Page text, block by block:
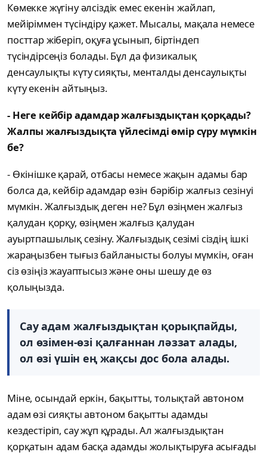
Көмекке жүгіну әлсіздік емес екенін жайлап,
мейіріммен түсіндіру қажет. Мысалы, мақала немесе
посттар жіберіп, оқуға ұсынып, біртіндеп
түсіндірсеңіз болады. Бұл да физикалық
денсаулықты күту сияқты, менталды денсаулықты
күту екенін айтыңыз.
- Неге кейбір адамдар жалғыздықтан қорқады?
Жалпы жалғыздықта үйлесімді өмір сүру мүмкін
бе?
- Өкінішке қарай, отбасы немесе жақын адамы бар
болса да, кейбір адамдар өзін бәрібір жалғыз сезінуі
мүмкін. Жалғыздық деген не? Бұл өзіңмен жалғыз
қалудан қорқу, өзіңмен жалғыз қалудан
ауыртпашылық сезіну. Жалғыздық сезімі сіздің ішкі
жараңызбен тығыз байланысты болуы мүмкін, оған
сіз өзіңіз жауаптысыз және оны шешу де өз
қолыңызда.
Сау адам жалғыздықтан қорықпайды,
ол өзімен-өзі қалғаннан ләззат алады,
ол өзі үшін ең жақсы дос бола алады.
Міне, осындай еркін, бақытты, толықтай автоном
адам өзі сияқты автоном бақытты адамды
кездестіріп, сау жұп құрады. Ал жалғыздықтан
қорқатын адам басқа адамды жолықтыруға асығады